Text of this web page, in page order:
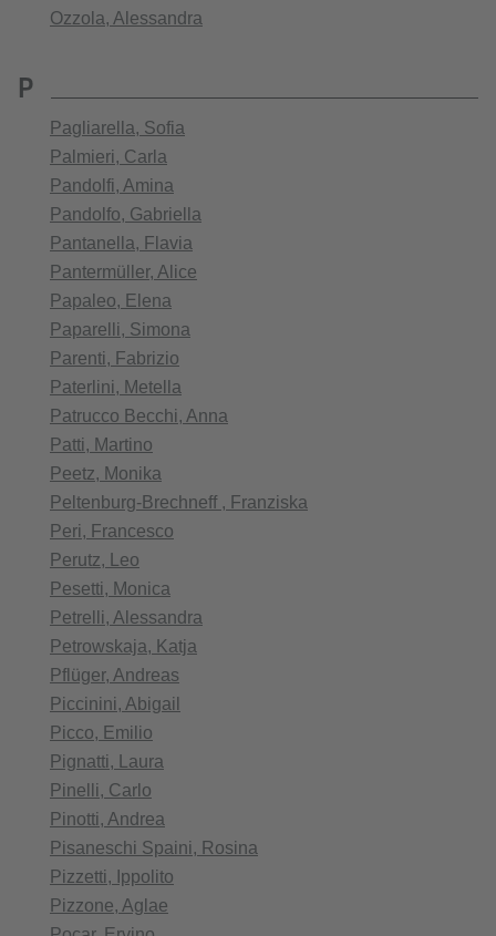
Ozzola, Alessandra
P
Pagliarella, Sofia
Palmieri, Carla
Pandolfi, Amina
Pandolfo, Gabriella
Pantanella, Flavia
Pantermüller, Alice
Papaleo, Elena
Paparelli, Simona
Parenti, Fabrizio
Paterlini, Metella
Patrucco Becchi, Anna
Patti, Martino
Peetz, Monika
Peltenburg-Brechneff , Franziska
Peri, Francesco
Perutz, Leo
Pesetti, Monica
Petrelli, Alessandra
Petrowskaja, Katja
Pflüger, Andreas
Piccinini, Abigail
Picco, Emilio
Pignatti, Laura
Pinelli, Carlo
Pinotti, Andrea
Pisaneschi Spaini, Rosina
Pizzetti, Ippolito
Pizzone, Aglae